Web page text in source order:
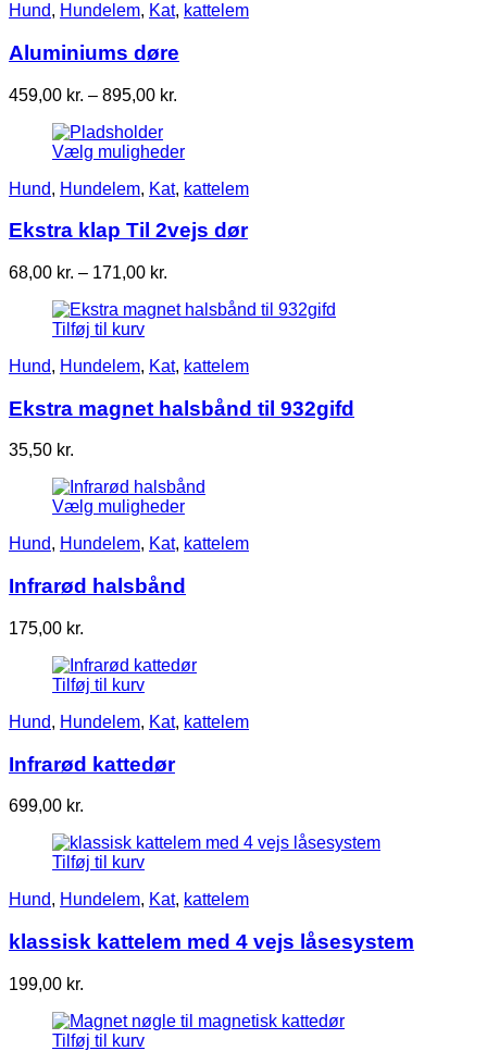
Hund, Hundelem, Kat, kattelem
Aluminiums døre
459,00 kr. – 895,00 kr.
895,00 kr.
Vælg muligheder
Hund, Hundelem, Kat, kattelem
Ekstra klap Til 2vejs dør
68,00 kr. – 171,00 kr.
til
Tilføj til kurv
Hund, Hundelem, Kat, kattelem
Ekstra magnet halsbånd til 932gifd
35,50 kr.
Vælg muligheder
Hund, Hundelem, Kat, kattelem
Infrarød halsbånd
175,00 kr.
Tilføj til kurv
Hund, Hundelem, Kat, kattelem
Infrarød kattedør
699,00 kr.
Tilføj til kurv
Hund, Hundelem, Kat, kattelem
klassisk kattelem med 4 vejs låsesystem
199,00 kr.
Tilføj til kurv